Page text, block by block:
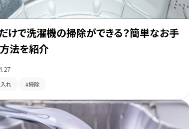
けで洗濯機の掃除ができる？簡単なお手
法を紹介
れ #掃除